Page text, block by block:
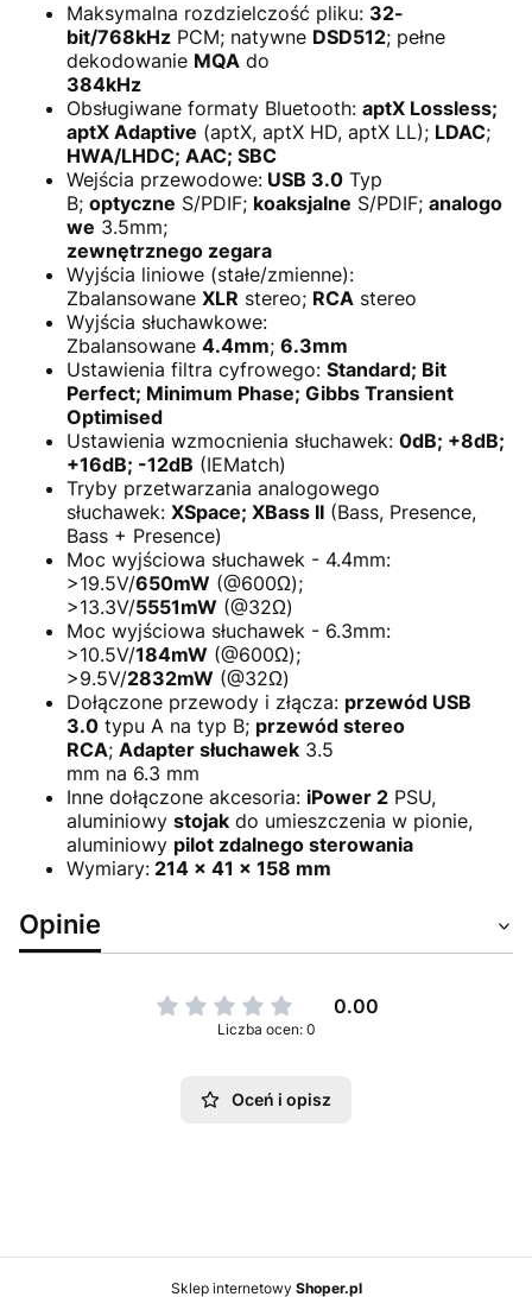
Maksymalna rozdzielczość pliku: 32-
bit/768kHz PCM; natywne DSD512; pełne
dekodowanie MQA do
384kHz
Obsługiwane formaty Bluetooth: aptX Lossless;
aptX Adaptive (aptX, aptX HD, aptX LL); LDAC;
HWA/LHDC; AAC; SBC
Wejścia przewodowe: USB 3.0 Typ
B; optyczne S/PDIF; koaksjalne S/PDIF; analogo
we 3.5mm;
zewnętrznego zegara
Wyjścia liniowe (stałe/zmienne):
Zbalansowane XLR stereo; RCA stereo
Wyjścia słuchawkowe:
Zbalansowane 4.4mm; 6.3mm
Ustawienia filtra cyfrowego: Standard; Bit
Perfect; Minimum Phase; Gibbs Transient
Optimised
Ustawienia wzmocnienia słuchawek: 0dB; +8dB;
+16dB; -12dB (IEMatch)
Tryby przetwarzania analogowego
słuchawek: XSpace; XBass II (Bass, Presence,
Bass + Presence)
Moc wyjściowa słuchawek - 4.4mm:
>19.5V/650mW (@600Ω);
>13.3V/5551mW (@32Ω)
Moc wyjściowa słuchawek - 6.3mm:
>10.5V/184mW (@600Ω);
>9.5V/2832mW (@32Ω)
Dołączone przewody i złącza: przewód USB
3.0 typu A na typ B; przewód stereo
RCA; Adapter słuchawek 3.5
mm na 6.3 mm
Inne dołączone akcesoria: iPower 2 PSU,
aluminiowy stojak do umieszczenia w pionie,
aluminiowy pilot zdalnego sterowania
Wymiary: 214 x 41 x 158 mm
Opinie
0.00
Liczba ocen: 0
Oceń i opisz
Sklep internetowy Shoper.pl